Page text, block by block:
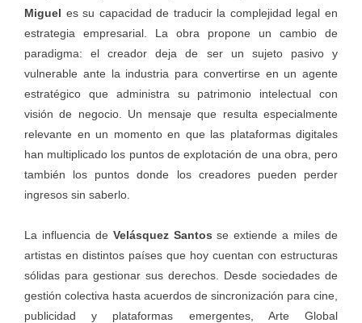
Miguel es su capacidad de traducir la complejidad legal en
estrategia empresarial. La obra propone un cambio de
paradigma: el creador deja de ser un sujeto pasivo y
vulnerable ante la industria para convertirse en un agente
estratégico que administra su patrimonio intelectual con
visión de negocio. Un mensaje que resulta especialmente
relevante en un momento en que las plataformas digitales
han multiplicado los puntos de explotación de una obra, pero
también los puntos donde los creadores pueden perder
ingresos sin saberlo.
La influencia de Velásquez Santos se extiende a miles de
artistas en distintos países que hoy cuentan con estructuras
sólidas para gestionar sus derechos. Desde sociedades de
gestión colectiva hasta acuerdos de sincronización para cine,
publicidad y plataformas emergentes, Arte Global